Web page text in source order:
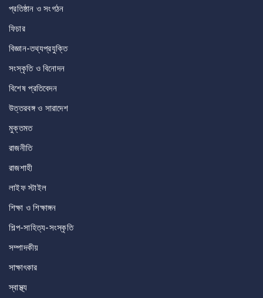
প্রতিষ্ঠান ও সংগঠন
ফিচার
বিজ্ঞান-তথ্যপ্রযুক্তি
সংস্কৃতি ও বিনোদন
বিশেষ প্রতিবেদন
উত্তরবঙ্গ ও সারাদেশ
মুক্তমত
রাজনীতি
রাজশাহী
লাইফ স্টাইল
শিক্ষা ও শিক্ষাঙ্গন
শিল্প-সাহিত্য-সংস্কৃতি
সম্পাদকীয়
সাক্ষাৎকার
স্বাস্থ্য